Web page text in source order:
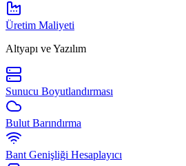
Üretim Maliyeti
Altyapı ve Yazılım
Sunucu Boyutlandırması
Bulut Barındırma
Bant Genişliği Hesaplayıcı